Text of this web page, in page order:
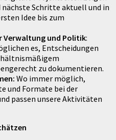
Schritte aktuell und in
Idee bis zum
Verwaltung und Politik:
es, Entscheidungen
zu dokumentieren.
Wo immer möglich,
und Formate bei der
passen unsere Aktivitäten